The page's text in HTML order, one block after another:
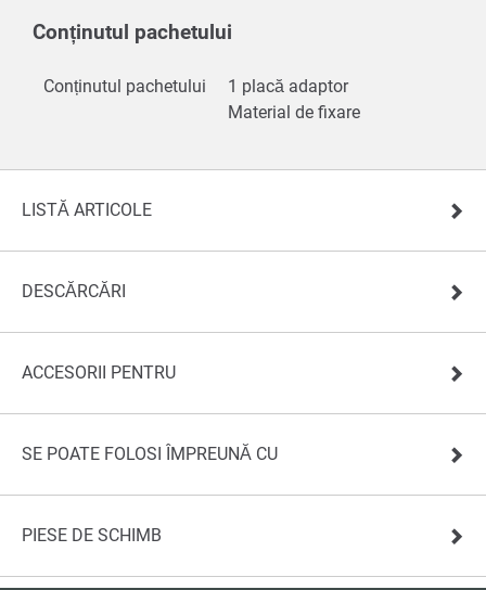
Conținutul pachetului
Conținutul pachetului
1 placă adaptor
Material de fixare
LISTĂ ARTICOLE
DESCĂRCĂRI
ACCESORII PENTRU
SE POATE FOLOSI ÎMPREUNĂ CU
PIESE DE SCHIMB